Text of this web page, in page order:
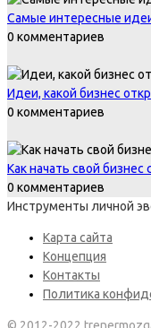
Самые интересные
0 комментариев
Идеи, какой бизнес
0 комментариев
Как начать свой
0 комментариев
Инструменты личной
Карта сайта
Концепция
Контакты
Политика
© 2012-2022